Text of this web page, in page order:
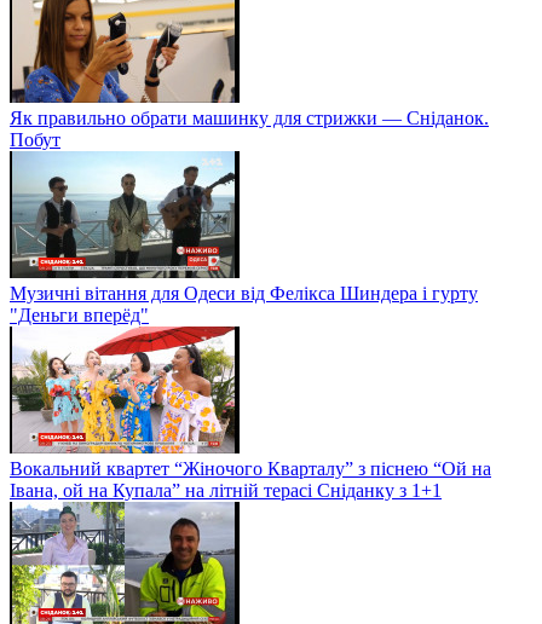
Як правильно обрати машинку для стрижки — Сніданок.
Побут
Музичні вітання для Одеси від Фелікса Шиндера і гурту
"Деньги вперёд"
Вокальний квартет “Жіночого Кварталу” з піснею “Ой на
Івана, ой на Купала” на літній терасі Сніданку з 1+1